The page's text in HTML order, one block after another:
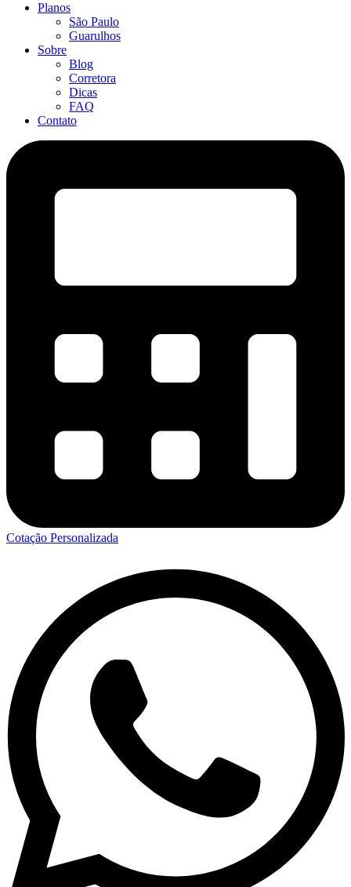
Planos
São Paulo
Guarulhos
Sobre
Blog
Corretora
Dicas
FAQ
Contato
Cotação Personalizada